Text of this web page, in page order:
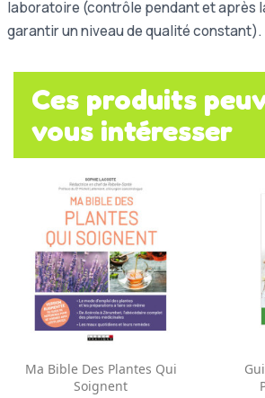
laboratoire (contrôle pendant et après
garantir un niveau de qualité constant).
Ces produits
vous intéresser
Ma Bible Des Plantes Qui
Soignent